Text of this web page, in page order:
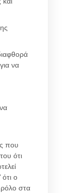
να
που
ότι
ότι ο
στα